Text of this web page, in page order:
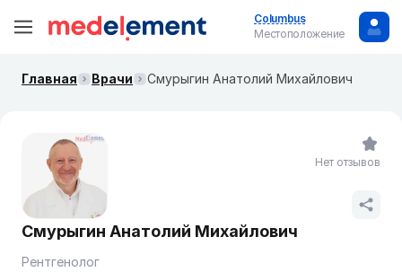
Columbus
Местоположение
Главная Врачи Смурыгин Анатолий Михайлович
Смурыгин Анатолий Михайлович
Рентгенолог
Нет отзывов